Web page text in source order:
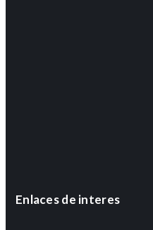
Enlaces de interes